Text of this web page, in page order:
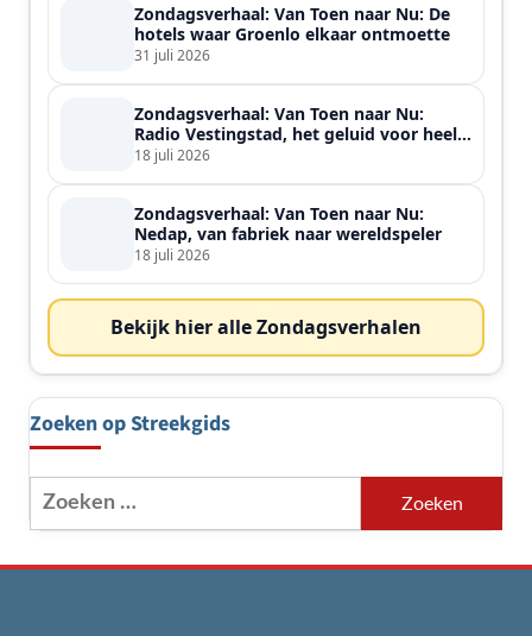
Zondagsverhaal: Van Toen naar Nu: De
hotels waar Groenlo elkaar ontmoette
31 juli 2026
Zondagsverhaal: Van Toen naar Nu:
Radio Vestingstad, het geluid voor heel
de streek
18 juli 2026
Zondagsverhaal: Van Toen naar Nu:
Nedap, van fabriek naar wereldspeler
18 juli 2026
Bekijk hier alle Zondagsverhalen
Zoeken op Streekgids
Zoeken
naar: